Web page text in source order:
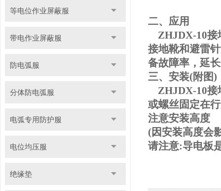
等电位作业屏蔽服
带电作业屏蔽服
防电弧服
分体防电弧服
电弧专用防护服
电位均压服
绝缘垫
二、 应用
ZHJDX-10接
接地靴和避雷
备故障率，延
三、安装(附图)
ZHJDX-10接
或螺丝固定在
注意安装高度
(因安装高度会
请注意:导电板